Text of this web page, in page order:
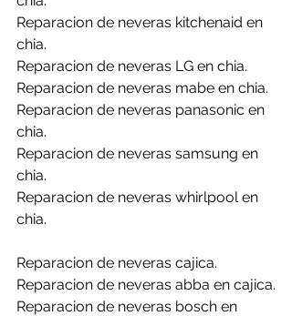
Reparacion de neveras kitchenaid en
chia.
Reparacion de neveras LG en chia.
Reparacion de neveras mabe en chia.
Reparacion de neveras panasonic en
chia.
Reparacion de neveras samsung en
chia.
Reparacion de neveras whirlpool en
chia.
Reparacion de neveras cajica.
Reparacion de neveras abba en cajica.
Reparacion de neveras bosch en